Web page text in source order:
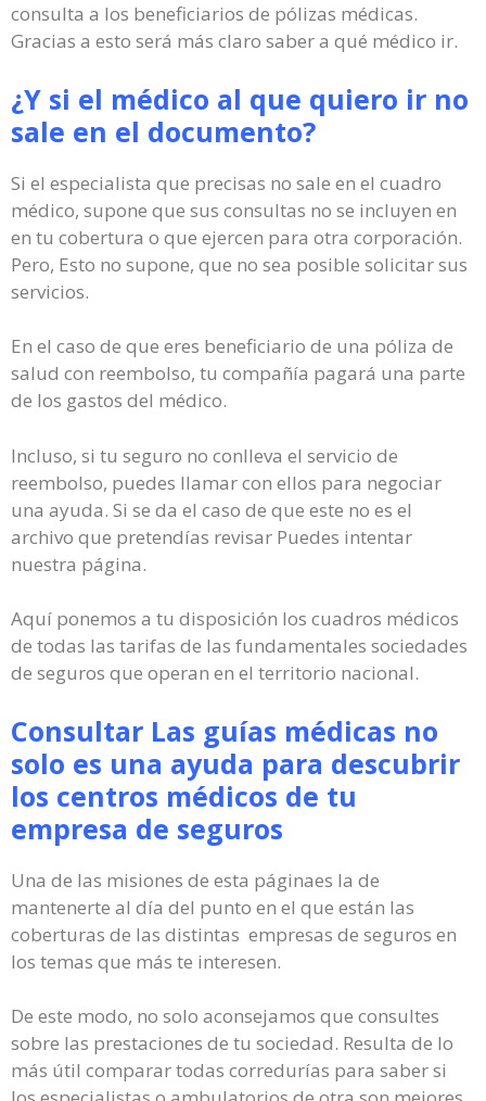
consulta a los beneficiarios de pólizas médicas.
Gracias a esto será más claro saber a qué médico ir.
¿Y si el médico al que quiero ir no
sale en el documento?
Si el especialista que precisas no sale en el cuadro
médico, supone que sus consultas no se incluyen en
en tu cobertura o que ejercen para otra corporación.
Pero, Esto no supone, que no sea posible solicitar sus
servicios.
En el caso de que eres beneficiario de una póliza de
salud con reembolso, tu compañía pagará una parte
de los gastos del médico.
Incluso, si tu seguro no conlleva el servicio de
reembolso, puedes llamar con ellos para negociar
una ayuda. Si se da el caso de que este no es el
archivo que pretendías revisar Puedes intentar
nuestra página.
Aquí ponemos a tu disposición los cuadros médicos
de todas las tarifas de las fundamentales sociedades
de seguros que operan en el territorio nacional.
Consultar Las guías médicas no
solo es una ayuda para descubrir
los centros médicos de tu
empresa de seguros
Una de las misiones de esta páginaes la de
mantenerte al día del punto en el que están las
coberturas de las distintas empresas de seguros en
los temas que más te interesen.
De este modo, no solo aconsejamos que consultes
sobre las prestaciones de tu sociedad. Resulta de lo
más útil comparar todas corredurías para saber si